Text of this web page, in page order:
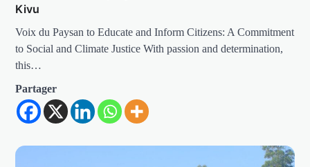
Kivu
Voix du Paysan to Educate and Inform Citizens: A Commitment
to Social and Climate Justice With passion and determination,
this…
Partager